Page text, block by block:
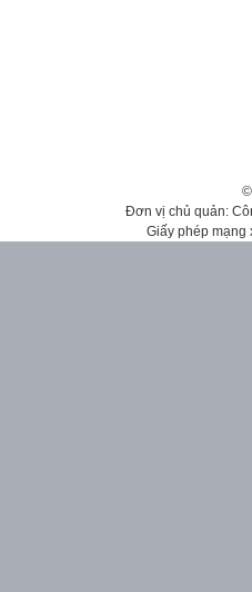
Đơn vị chủ quản:
Giấy phép mạng